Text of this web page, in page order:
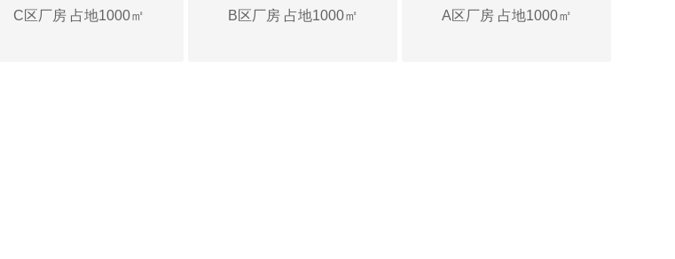
C区厂房 占地1000㎡ B区厂房 占地1000㎡ A区厂房 占地1000㎡